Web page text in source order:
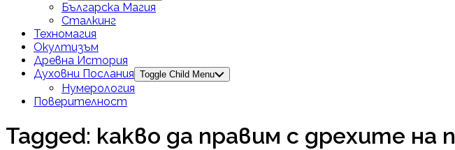
Българска Магия
Сталкинг
Техномагия
Окултизъм
Древна История
Духовни Послания Toggle Child Menu
Нумерология
Поверителност
Tagged: какво да правим с дрехите на